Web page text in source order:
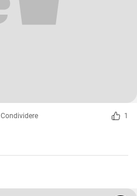
Condividere 1